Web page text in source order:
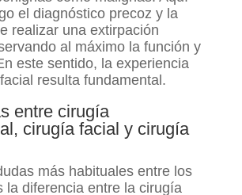
el diagnóstico precoz y la
realizar una extirpación
al máximo la función y
este sentido, la experiencia
resulta fundamental.
entre cirugía
cirugía facial y cirugía
más habituales entre los
la diferencia entre la cirugía